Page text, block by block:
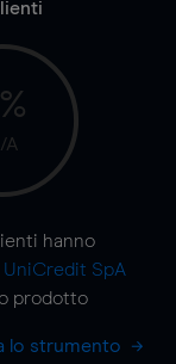
A
hanno
UniCredit SpA
prodotto
lo strumento